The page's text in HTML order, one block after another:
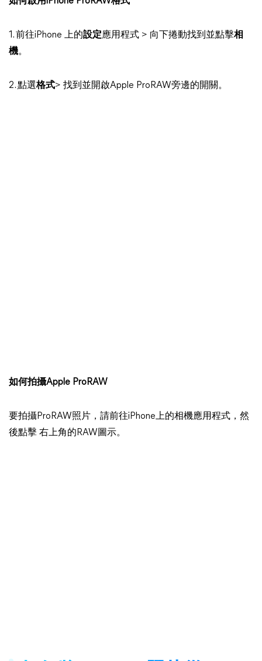
1. 前往iPhone 上的設定應用程式 > 向下捲動找到並點擊相
機。
2. 點選格式> 找到並開啟Apple ProRAW旁邊的開關。
如何拍攝Apple ProRAW
要拍攝ProRAW照片，請前往iPhone上的相機應用程式，然
後點擊 右上角的RAW圖示。